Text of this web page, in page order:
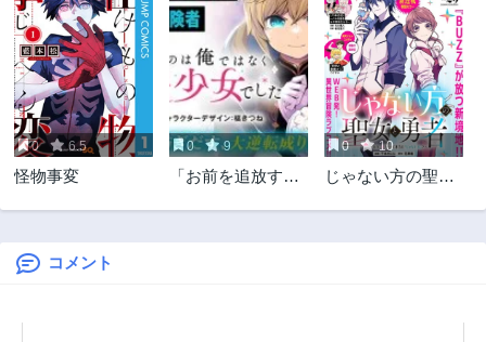
3年前 3年前
第43話
3年前
第42話
3年前
第41話
3年前
第40話
3年前
第39話
3年前
第38話
3年前
第37.5話 第37話
第36話
0 6.5
怪物事変
0 9
「お前を追放す
な魔法少女でした
0 10
じゃない方の聖女
『じゃない方』?～
コメント